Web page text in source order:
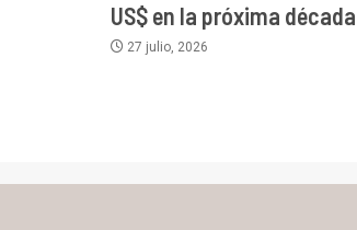
US$ en la próxima década
27 julio, 2026